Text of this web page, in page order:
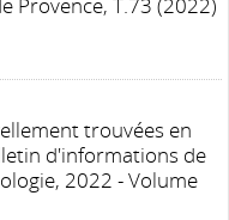
trouvées en
d'informations de
2022 - Volume